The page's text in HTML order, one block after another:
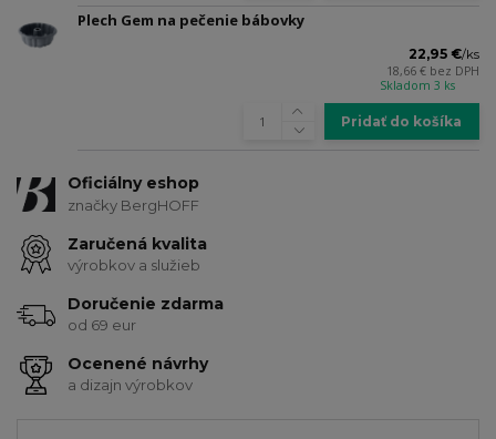
Plech Gem na pečenie bábovky
22,95 €/ks
18,66 € bez DPH
Skladom 3 ks
Pridať do košíka
Oficiálny eshop
značky BergHOFF
Zaručená kvalita
výrobkov a služieb
Doručenie zdarma
od 69 eur
Ocenené návrhy
a dizajn výrobkov